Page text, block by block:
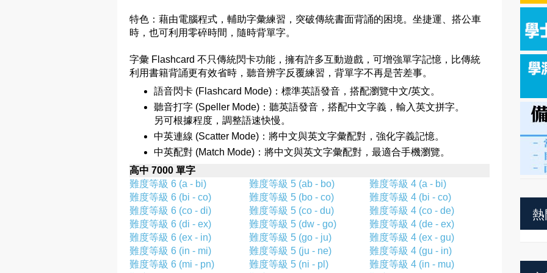
特色：藉由電腦程式，輔助字彙練習，突破傳統書面背誦的困境。坐捷運、搭公車
時，也可利用零碎時間，隨時背單字。
字彙 Flashcard 不只傳統閃卡功能，擁有許多互動遊戲，可增強單字記憶，比傳統
利用書籍背誦更有效省時，聽音辨字反覆練習，背單字不再是苦差事。
語音閃卡 (Flashcard Mode)：標準英語發音，搭配瀏覽中文/英文。
聽音打字 (Speller Mode)：聽英語發音，搭配中文字義，輸入英文拼字。
另可根據程度，調整語速快慢。
中英連線 (Scatter Mode)：將中文與英文字彙配對，強化字義記憶。
中英配對 (Match Mode)：將中文與英文字彙配對，最適合手機瀏覽。
高中 7000 單字
難度等級 6 (a - bi)
難度等級 5 (ab - bo)
難度等級 4 (a - bi)
難度等級 6 (bi - co)
難度等級 5 (bo - co)
難度等級 4 (bi - co)
難度等級 6 (co - di)
難度等級 5 (co - du)
難度等級 4 (co - de)
難度等級 6 (di - ex)
難度等級 5 (dw - go)
難度等級 4 (de - ex)
難度等級 6 (ex - in)
難度等級 5 (go - ju)
難度等級 4 (ex - gu)
難度等級 6 (in - mi)
難度等級 5 (ju - ne)
難度等級 4 (gu - in)
難度等級 6 (mi - pn)
難度等級 5 (ni - pl)
難度等級 4 (in - mu)